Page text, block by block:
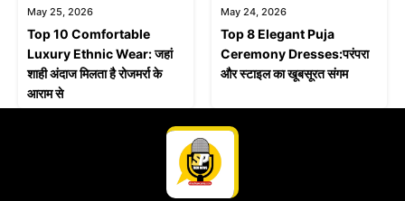
May 25, 2026
Top 10 Comfortable
Luxury Ethnic Wear: जहां
शाही अंदाज मिलता है रोजमर्रा के
आराम से
May 24, 2026
Top 8 Elegant Puja
Ceremony Dresses:परंपरा
और स्टाइल का खूबसूरत संगम